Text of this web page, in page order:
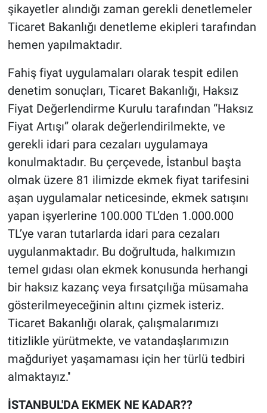
şikayetler alındığı zaman gerekli denetlemeler
Ticaret Bakanlığı denetleme ekipleri tarafından
hemen yapılmaktadır.
Fahiş fiyat uygulamaları olarak tespit edilen
denetim sonuçları, Ticaret Bakanlığı, Haksız
Fiyat Değerlendirme Kurulu tarafından “Haksız
Fiyat Artışı” olarak değerlendirilmekte, ve
gerekli idari para cezaları uygulamaya
konulmaktadır. Bu çerçevede, İstanbul başta
olmak üzere 81 ilimizde ekmek fiyat tarifesini
aşan uygulamalar neticesinde, ekmek satışını
yapan işyerlerine 100.000 TL’den 1.000.000
TL’ye varan tutarlarda idari para cezaları
uygulanmaktadır. Bu doğrultuda, halkımızın
temel gıdası olan ekmek konusunda herhangi
bir haksız kazanç veya fırsatçılığa müsamaha
gösterilmeyeceğinin altını çizmek isteriz.
Ticaret Bakanlığı olarak, çalışmalarımızı
titizlikle yürütmekte, ve vatandaşlarımızın
mağduriyet yaşamaması için her türlü tedbiri
almaktayız.''
İSTANBUL'DA EKMEK NE KADAR??
Programlar
Sağlık
Spor
Teknoloji
Türkiye'nin Geleceği
Türkiye'nin Gündemi
Yerel Gündem
Yerel Yaşam
Canlı Yayın